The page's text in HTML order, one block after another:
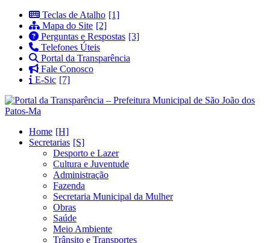
Teclas de Atalho
Mapa do Site
Perguntas e Respostas
Telefones Úteis
Portal da Transparência
Fale Conosco
E-Sic
Home
Secretarias
Desporto e Lazer
Cultura e Juventude
Administração
Fazenda
Secretaria Municipal da Mulher
Obras
Saúde
Meio Ambiente
Trânsito e Transportes